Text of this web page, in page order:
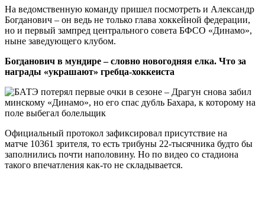
На ведомственную команду пришел посмотреть и Александр
Богданович – он ведь не только глава хоккейной федерации,
но и первый зампред центрального совета БФСО «Динамо»,
ныне заведующего клубом.
Богданович в мундире – словно новогодняя елка. Что за
награды «украшают» гребца-хоккеиста
Официальный протокол зафиксировал присутствие на
матче 10361 зрителя, то есть трибуны 22-тысячника будто бы
заполнились почти наполовину. Но по видео со стадиона
такого впечатления как-то не складывается.